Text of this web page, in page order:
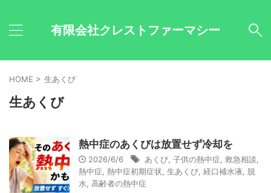
有限会社クレストファーマシー
HOME > 生あくび
生あくび
熱中症のあくびは放置せず冷却を
2026/6/6 あくび 子供の熱中症 救急相談
熱中症 熱中症初期症状 生あくび 経口補水液
脱
水 高齢者の熱中症